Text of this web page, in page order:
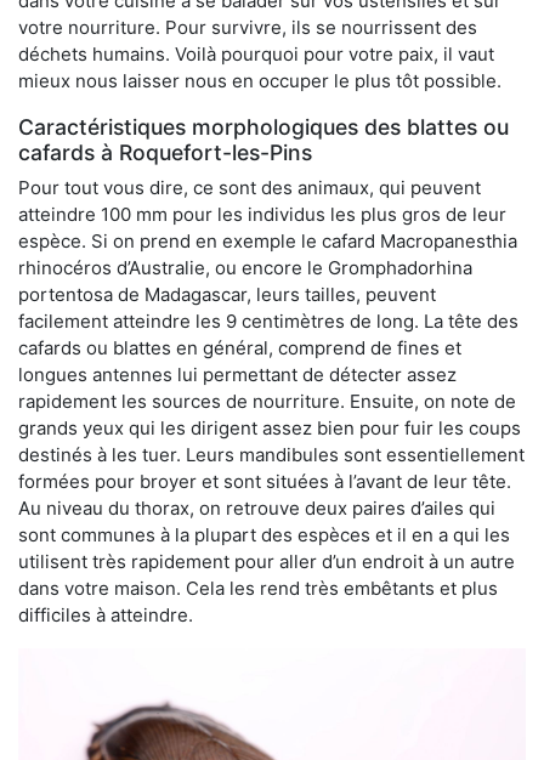
votre nourriture. Pour survivre, ils se nourrissent des
déchets humains. Voilà pourquoi pour votre paix, il vaut
mieux nous laisser nous en occuper le plus tôt possible.
Caractéristiques morphologiques des blattes ou
cafards à Roquefort-les-Pins
Pour tout vous dire, ce sont des animaux, qui peuvent
atteindre 100 mm pour les individus les plus gros de leur
espèce. Si on prend en exemple le cafard Macropanesthia
rhinocéros d’Australie, ou encore le Gromphadorhina
portentosa de Madagascar, leurs tailles, peuvent
facilement atteindre les 9 centimètres de long. La tête des
cafards ou blattes en général, comprend de fines et
longues antennes lui permettant de détecter assez
rapidement les sources de nourriture. Ensuite, on note de
grands yeux qui les dirigent assez bien pour fuir les coups
destinés à les tuer. Leurs mandibules sont essentiellement
formées pour broyer et sont situées à l’avant de leur tête.
Au niveau du thorax, on retrouve deux paires d’ailes qui
sont communes à la plupart des espèces et il en a qui les
utilisent très rapidement pour aller d’un endroit à un autre
dans votre maison. Cela les rend très embêtants et plus
difficiles à atteindre.